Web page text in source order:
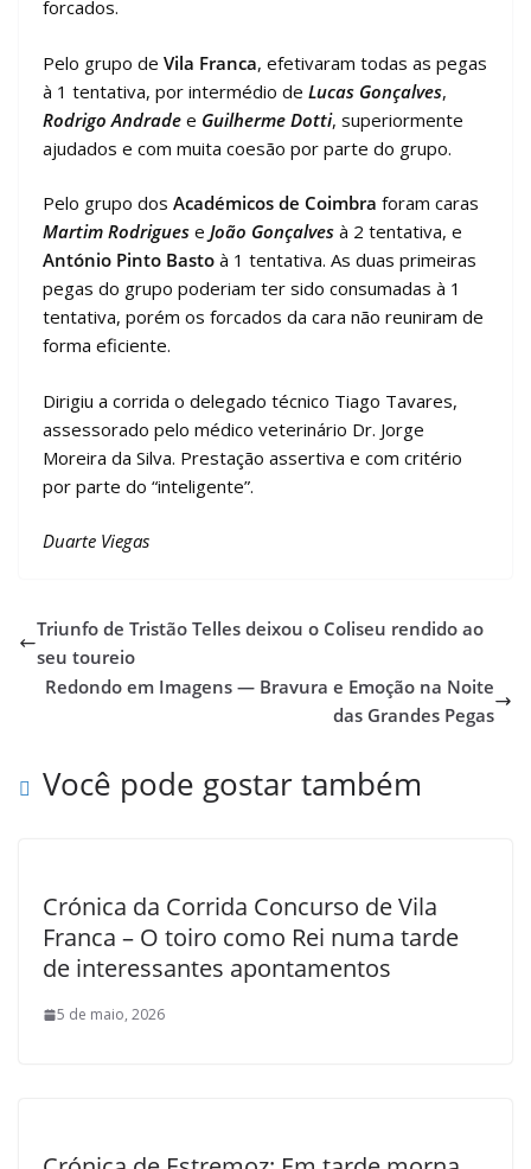
forcados.
Pelo grupo de Vila Franca, efetivaram todas as pegas
à 1 tentativa, por intermédio de Lucas Gonçalves,
Rodrigo Andrade e Guilherme Dotti, superiormente
ajudados e com muita coesão por parte do grupo.
Pelo grupo dos Académicos de Coimbra foram caras
Martim Rodrigues e João Gonçalves à 2 tentativa, e
António Pinto Basto à 1 tentativa. As duas primeiras
pegas do grupo poderiam ter sido consumadas à 1
tentativa, porém os forcados da cara não reuniram de
forma eficiente.
Dirigiu a corrida o delegado técnico Tiago Tavares,
assessorado pelo médico veterinário Dr. Jorge
Moreira da Silva. Prestação assertiva e com critério
por parte do “inteligente”.
Duarte Viegas
Triunfo de Tristão Telles deixou o Coliseu rendido ao
seu toureio
Redondo em Imagens — Bravura e Emoção na Noite
das Grandes Pegas
Você pode gostar também
Crónica da Corrida Concurso de Vila
Franca – O toiro como Rei numa tarde
de interessantes apontamentos
5 de maio, 2026